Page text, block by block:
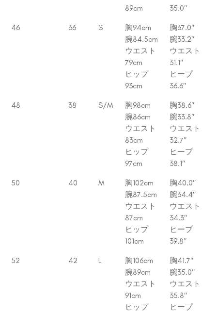
89cm
35.0″
46 36 S
胸94cm
腕84.5cm
ウエスト
79cm
ヒップ
93cm
胸37.0″
腕33.2″
ウエスト
31.1″
ヒープ
36.6″
48 38 S/M
胸98cm
腕86cm
ウエスト
83cm
ヒップ
97cm
胸38.6″
腕33.8″
ウエスト
32.7″
ヒープ
38.1″
50 40 M
胸102cm
腕87.5cm
ウエスト
87cm
ヒップ
101cm
胸40.0″
腕34.4″
ウエスト
34.3″
ヒープ
39.8″
52 42 L
胸106cm
腕89cm
ウエスト
91cm
ヒップ
胸41.7″
腕35.0″
ウエスト
35.8″
ヒープ